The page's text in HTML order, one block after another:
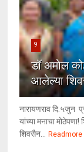
9
डॉ अमोल
आलेल्या
नारायणराव दि.५जुन
यांच्या मनाचा मोठेपणा!
शिवसैन... Readmore